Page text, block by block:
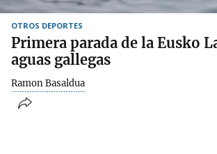
OTROS DEPORTES
Primera parada de la Eusko
aguas gallegas
Ramon Basaldua